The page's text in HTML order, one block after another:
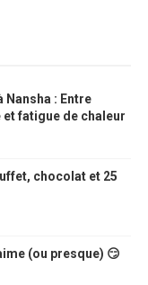
Nansha : Entre
fatigue de chaleur
chocolat et 25
(ou presque) 😏